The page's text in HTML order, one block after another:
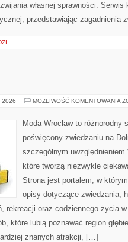
własnej sprawności. Serwis
przedstawiając zagadnienia
2026 MOŻLIWOŚĆ KOMENTOWANIA
Moda Wrocław to różnorodny
poświęcony zwiedzaniu na
szczególnym uwzględnieniem
które tworzą niezwykle
Strona jest portalem, w
opisy dotyczące zwiedzania,
rekreacji oraz codziennego życia
które lubią poznawać region
znanych atrakcji, […]